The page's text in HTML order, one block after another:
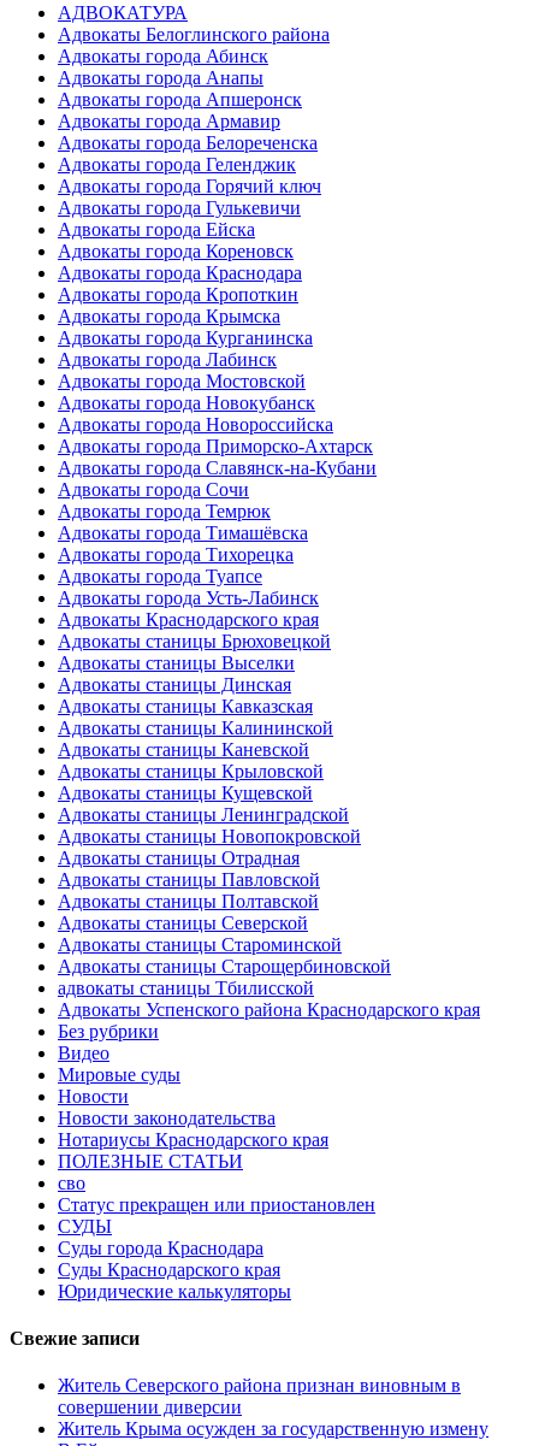
АДВОКАТУРА
Адвокаты Белоглинского района
Адвокаты города Абинск
Адвокаты города Анапы
Адвокаты города Апшеронск
Адвокаты города Армавир
Адвокаты города Белореченска
Адвокаты города Геленджик
Адвокаты города Горячий ключ
Адвокаты города Гулькевичи
Адвокаты города Ейска
Адвокаты города Кореновск
Адвокаты города Краснодара
Адвокаты города Кропоткин
Адвокаты города Крымска
Адвокаты города Курганинска
Адвокаты города Лабинск
Адвокаты города Мостовской
Адвокаты города Новокубанск
Адвокаты города Новороссийска
Адвокаты города Приморско-Ахтарск
Адвокаты города Славянск-на-Кубани
Адвокаты города Сочи
Адвокаты города Темрюк
Адвокаты города Тимашёвска
Адвокаты города Тихорецка
Адвокаты города Туапсе
Адвокаты города Усть-Лабинск
Адвокаты Краснодарского края
Адвокаты станицы Брюховецкой
Адвокаты станицы Выселки
Адвокаты станицы Динская
Адвокаты станицы Кавказская
Адвокаты станицы Калининской
Адвокаты станицы Каневской
Адвокаты станицы Крыловской
Адвокаты станицы Кущевской
Адвокаты станицы Ленинградской
Адвокаты станицы Новопокровской
Адвокаты станицы Отрадная
Адвокаты станицы Павловской
Адвокаты станицы Полтавской
Адвокаты станицы Северской
Адвокаты станицы Староминской
Адвокаты станицы Старощербиновской
адвокаты станицы Тбилисской
Адвокаты Успенского района Краснодарского края
Без рубрики
Видео
Мировые суды
Новости
Новости законодательства
Нотариусы Краснодарского края
ПОЛЕЗНЫЕ СТАТЬИ
сво
Статус прекращен или приостановлен
СУДЫ
Суды города Краснодара
Суды Краснодарского края
Юридические калькуляторы
Свежие записи
Житель Северского района признан виновным в
совершении диверсии
Житель Крыма осужден за государственную измену